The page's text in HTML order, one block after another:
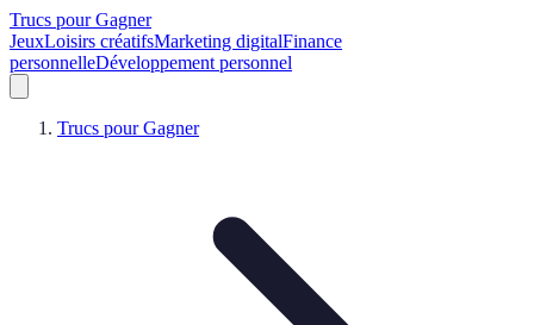
Trucs pour Gagner
JeuxLoisirs créatifsMarketing digitalFinance
personnelleDéveloppement personnel
Trucs pour Gagner